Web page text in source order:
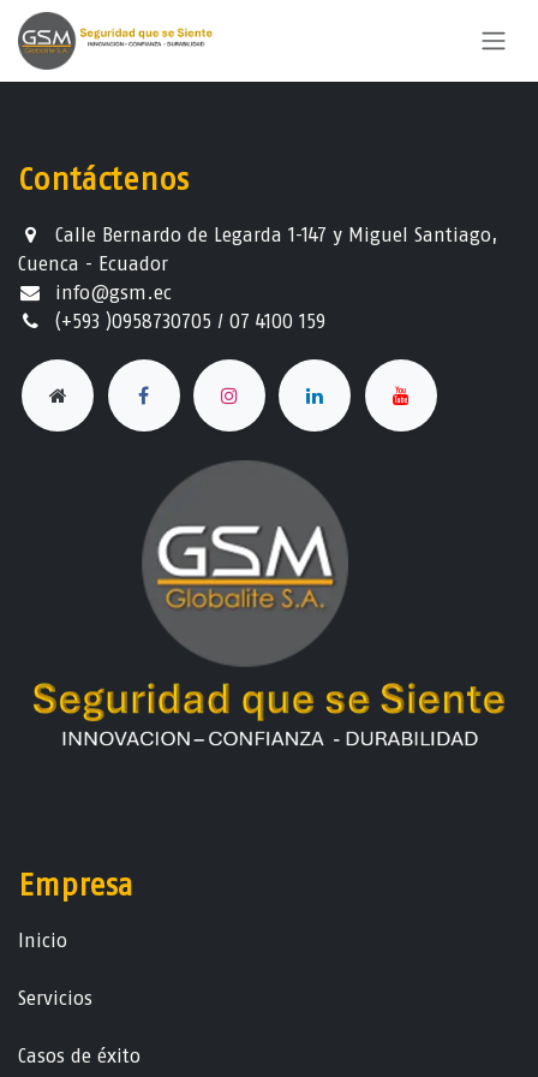
Ir al contenido
Contáctenos
Calle Bernardo de Legarda 1-147 y Miguel Santiago,
Cuenca - Ecuador
info@gsm.ec​
(+593 )0958730705 / 07 4100 159
Empresa
Ini​ci​o
Servicios
Casos de éxito